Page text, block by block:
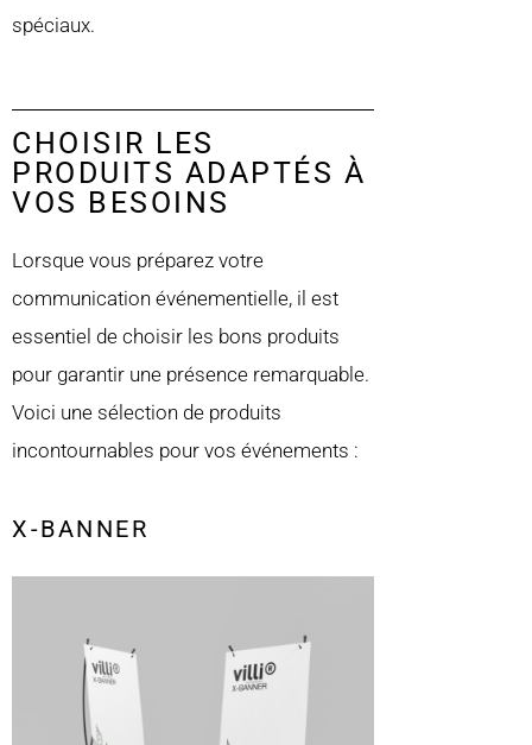
spéciaux.
CHOISIR LES
PRODUITS ADAPTÉS À
VOS BESOINS
Lorsque vous préparez votre
communication événementielle, il est
essentiel de choisir les bons produits
pour garantir une présence remarquable.
Voici une sélection de produits
incontournables pour vos événements :
X-BANNER